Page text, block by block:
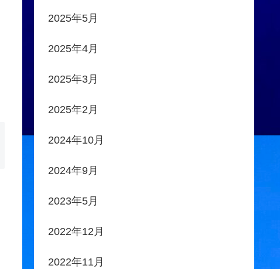
2025年5月
2025年4月
2025年3月
2025年2月
2024年10月
2024年9月
2023年5月
2022年12月
2022年11月